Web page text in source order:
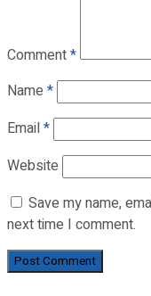
Comment*
Name *
Email*
Website
Save my name,
next time I comment.